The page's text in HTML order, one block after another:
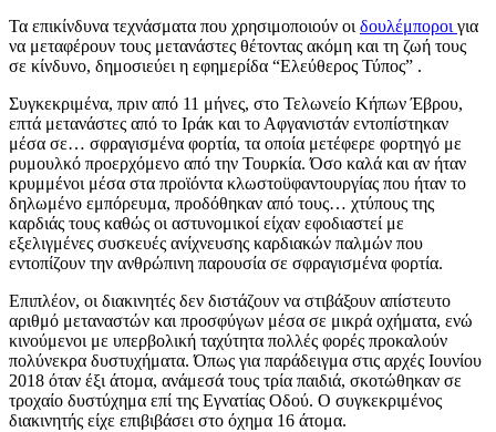
Τα επικίνδυνα τεχνάσματα που χρησιμοποιούν οι δουλέμποροι για
να μεταφέρουν τους μετανάστες θέτοντας ακόμη και τη ζωή τους
σε κίνδυνο, δημοσιεύει η εφημερίδα “Ελεύθερος Τύπος” .
Συγκεκριμένα, πριν από 11 μήνες, στο Τελωνείο Κήπων Έβρου,
επτά μετανάστες από το Ιράκ και το Αφγανιστάν εντοπίστηκαν
μέσα σε… σφραγισμένα φορτία, τα οποία μετέφερε φορτηγό με
ρυμουλκό προερχόμενο από την Τουρκία. Όσο καλά και αν ήταν
κρυμμένοι μέσα στα προϊόντα κλωστοϋφαντουργίας που ήταν το
δηλωμένο εμπόρευμα, προδόθηκαν από τους… χτύπους της
καρδιάς τους καθώς οι αστυνομικοί είχαν εφοδιαστεί με
εξελιγμένες συσκευές ανίχνευσης καρδιακών παλμών που
εντοπίζουν την ανθρώπινη παρουσία σε σφραγισμένα φορτία.
Επιπλέον, οι διακινητές δεν διστάζουν να στιβάξουν απίστευτο
αριθμό μεταναστών και προσφύγων μέσα σε μικρά οχήματα, ενώ
κινούμενοι με υπερβολική ταχύτητα πολλές φορές προκαλούν
πολύνεκρα δυστυχήματα. Όπως για παράδειγμα στις αρχές Ιουνίου
2018 όταν έξι άτομα, ανάμεσά τους τρία παιδιά, σκοτώθηκαν σε
τροχαίο δυστύχημα επί της Εγνατίας Οδού. Ο συγκεκριμένος
διακινητής είχε επιβιβάσει στο όχημα 16 άτομα.